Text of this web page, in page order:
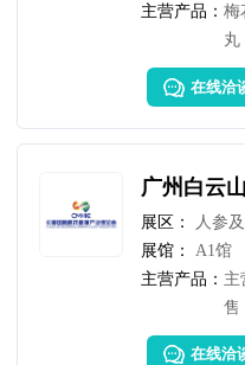
主营产品：梅
丸
在线洽
广州白云
展区：
人参
展馆：
A1馆
主营产品： 主
售
和
在线洽